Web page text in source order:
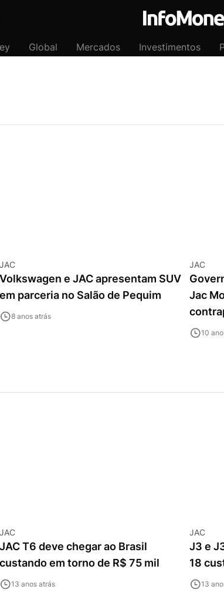
Global Mercados Investimentos
JAC
Volkswagen e JAC apresentam SUV
em parceria no Salão de Pequim
8 anos atrás
JAC
Jac
10
JAC
JAC T6 deve chegar ao Brasil
custando em torno de R$ 75 mil
13 anos atrás
JAC
J3 e
18
13